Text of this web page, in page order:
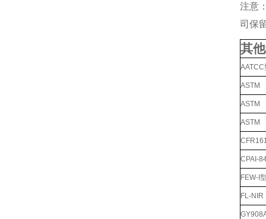
注意
司保
其
ASTM
ASTM
ASTM
CPAI-
FEW-I
FL-